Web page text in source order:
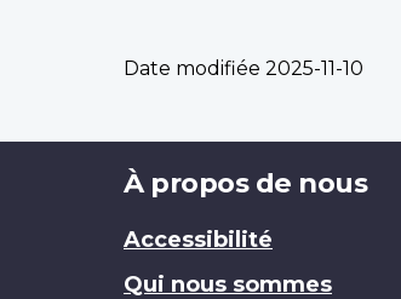
Date modifiée 2025-11-10
Brand
À propos de nous
Accessibilité
Qui nous sommes